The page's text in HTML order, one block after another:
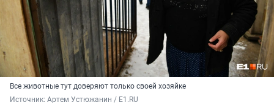
Все животные тут доверяют только своей хозяйке
Источник: Артем Устюжанин / E1.RU